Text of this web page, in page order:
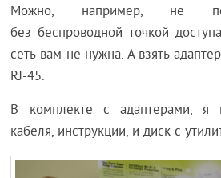
Можно, например, не
без беспроводной точкой
сеть вам не нужна. А взять
RJ-45.
В комплекте с адаптерами, я
кабеля, инструкции, и диск с